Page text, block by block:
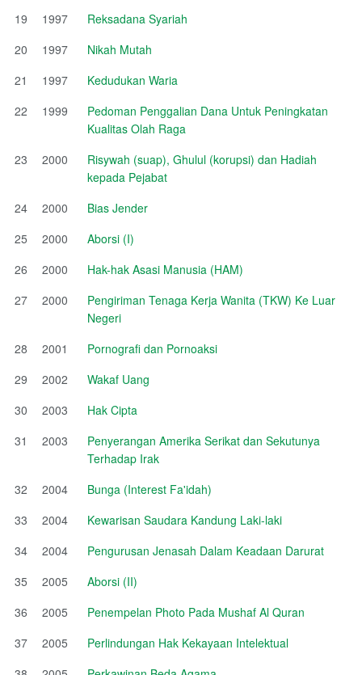
19
1997
Reksadana Syariah
20
1997
Nikah Mutah
21
1997
Kedudukan Waria
22
1999
Pedoman Penggalian Dana Untuk Peningkatan
Kualitas Olah Raga
23
2000
Risywah (suap), Ghulul (korupsi) dan Hadiah
kepada Pejabat
24
2000
Bias Jender
25
2000
Aborsi (I)
26
2000
Hak-hak Asasi Manusia (HAM)
27
2000
Pengiriman Tenaga Kerja Wanita (TKW) Ke Luar
Negeri
28
2001
Pornografi dan Pornoaksi
29
2002
Wakaf Uang
30
2003
Hak Cipta
31
2003
Penyerangan Amerika Serikat dan Sekutunya
Terhadap Irak
32
2004
Bunga (Interest Fa'idah)
33
2004
Kewarisan Saudara Kandung Laki-laki
34
2004
Pengurusan Jenasah Dalam Keadaan Darurat
35
2005
Aborsi (II)
36
2005
Penempelan Photo Pada Mushaf Al Quran
37
2005
Perlindungan Hak Kekayaan Intelektual